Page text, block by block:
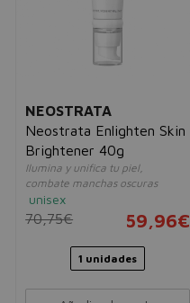
NEOSTRATA
Neostrata Enlighten Skin
Brightener 40g
Ilumina y unifica tu piel,
combate manchas oscuras
unisex
70,75€ 59,96€
1 unidades